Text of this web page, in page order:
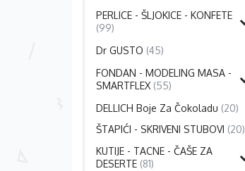
PERLICE - ŠLJOKICE - KONFETE
(99)
Dr GUSTO (45)
FONDAN - MODELING MASA -
SMARTFLEX (55)
DELLICH Boje Za Čokoladu (20)
ŠTAPIĆI - SKRIVENI STUBOVI (20)
KUTIJE - TACNE - ČAŠE ZA
DESERTE (81)